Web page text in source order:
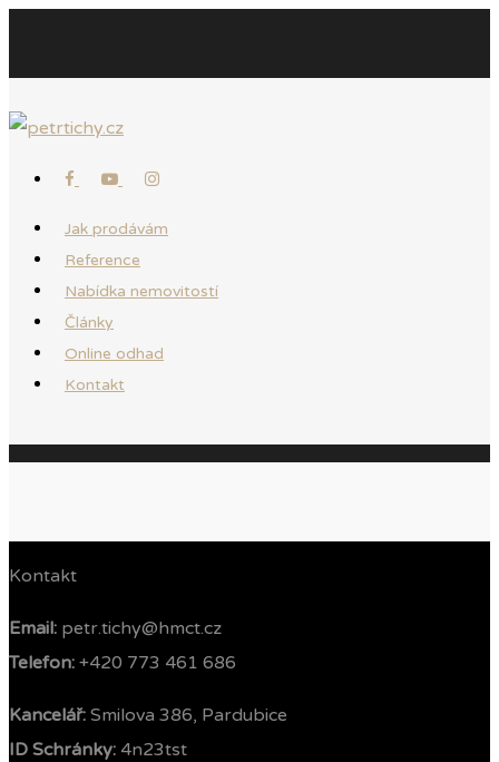
Jak prodávám
Reference
Nabídka nemovitostí
Články
Online odhad
Kontakt
Kontakt
Email: petr.tichy@hmct.cz
Telefon: ‭ +420 773 461 686‬
Kancelář: Smilova 386, Pardubice
ID Schránky: 4n23tst